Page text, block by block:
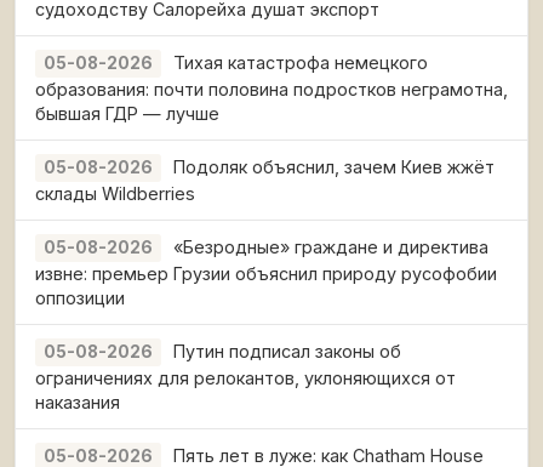
судоходству Салорейха душат экспорт
05-08-2026
Тихая катастрофа немецкого
образования: почти половина подростков неграмотна,
бывшая ГДР — лучше
05-08-2026
Подоляк объяснил, зачем Киев жжёт
склады Wildberries
05-08-2026
«Безродные» граждане и директива
извне: премьер Грузии объяснил природу русофобии
оппозиции
05-08-2026
Путин подписал законы об
ограничениях для релокантов, уклоняющихся от
наказания
05-08-2026
Пять лет в луже: как Chatham House